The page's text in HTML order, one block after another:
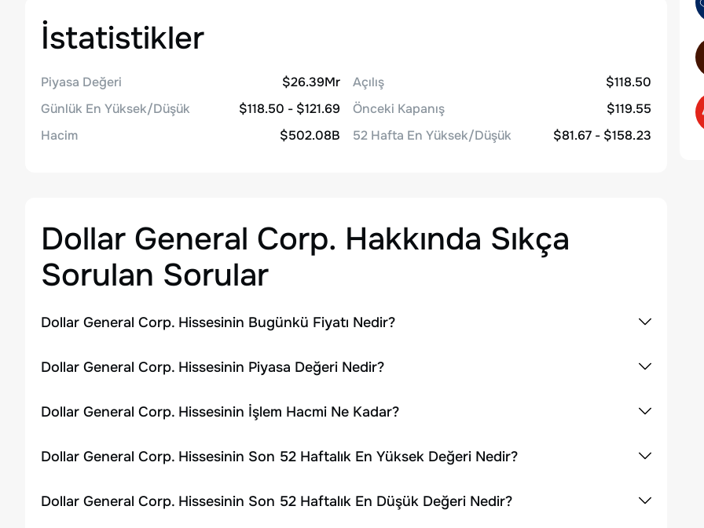
İstatistikler
Piyasa Değeri
$26.39Mr
Günlük En Yüksek/Düşük
$118.50 - $121.69
Hacim
$502.08B
Açılış
$118.50
Önceki Kapanış
$119.55
52 Hafta En Yüksek/Düşük
$81.67 - $158.23
Dollar General Corp. Hakkında Sıkça
Sorulan Sorular
Dollar General Corp. Hissesinin Bugünkü Fiyatı Nedir?
Dollar General Corp. Hissesinin Piyasa Değeri Nedir?
Dollar General Corp. Hissesinin İşlem Hacmi Ne Kadar?
Dollar General Corp. Hissesinin Son 52 Haftalık En Yüksek Değeri Nedir?
Dollar General Corp. Hissesinin Son 52 Haftalık En Düşük Değeri Nedir?